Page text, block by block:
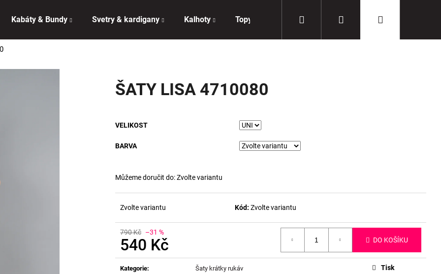
Kabáty & Bundy Svetry & kardigany Kalhoty Topy Doplňky Přihlášení
ŠATY LISA 4710080
VELIKOST
BARVA
Můžeme doručit do:Zvolte variantu
Zvolte variantu Kód: Zvolte variantu
790 Kč –31 %
540 Kč
Měrná
cena:
DO KOŠÍKU
Kategorie:
Šaty krátky rukáv
Tisk
HLEDAT